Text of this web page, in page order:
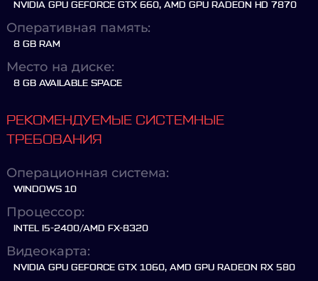
NVIDIA GPU GEFORCE GTX 660, AMD GPU RADEON HD 7870
Оперативная память:
8 GB RAM
Место на диске:
8 GB AVAILABLE SPACE
РЕКОМЕНДУЕМЫЕ СИСТЕМНЫЕ
ТРЕБОВАНИЯ
Операционная система:
WINDOWS 10
Процессор:
INTEL I5-2400/AMD FX-8320
Видеокарта:
NVIDIA GPU GEFORCE GTX 1060, AMD GPU RADEON RX 580